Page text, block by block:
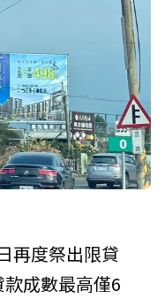
再度祭出限貸
成數最高僅6